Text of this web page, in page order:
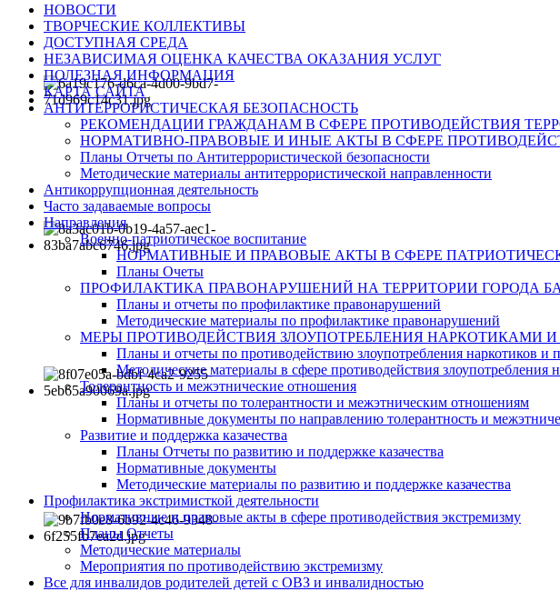
НОВОСТИ
ТВОРЧЕСКИЕ КОЛЛЕКТИВЫ
ДОСТУПНАЯ СРЕДА
НЕЗАВИСИМАЯ ОЦЕНКА КАЧЕСТВА ОКАЗАНИЯ УСЛУГ
ПОЛЕЗНАЯ ИНФОРМАЦИЯ
КАРТА САЙТА
АНТИТЕРРОРИСТИЧЕСКАЯ БЕЗОПАСНОСТЬ
РЕКОМЕНДАЦИИ ГРАЖДАНАМ В СФЕРЕ ПРОТИВОДЕЙСТВИЯ
НОРМАТИВНО-ПРАВОВЫЕ И ИНЫЕ АКТЫ В СФЕРЕ
Планы Отчеты по Антитеррористической безопасности
Методические материалы антитеррористической направленности
Антикоррупционная деятельность
Часто задаваемые вопросы
Направления
Военно-патриотическое воспитание
НОРМАТИВНЫЕ И ПРАВОВЫЕ АКТЫ В СФЕРЕ
Планы Очеты
ПРОФИЛАКТИКА ПРАВОНАРУШЕНИЙ НА ТЕРРИТОРИИ ГОРОДА
Планы и отчеты по профилактике правонарушений
Методические материалы по профилактике правонарушений
МЕРЫ ПРОТИВОДЕЙСТВИЯ ЗЛОУПОТРЕБЛЕНИЯ НАРКОТИКАМИ
Планы и отчеты по противодействию злоупотребления наркотиков и
Методические материалы в сфере противодействия
Толерантность и межэтнические отношения
Планы и отчеты по толерантности и межэтническим отношениям
Нормативные документы по направлению толерантность и
Развитие и поддержка казачества
Планы Отчеты по развитию и поддержке казачества
Нормативные документы
Методические материалы по развитию и поддержке казачества
Профилактика экстримисткой деятельности
Нормативные и правовые акты в сфере противодействия экстремизму
Планы Отчеты
Методические материалы
Мероприятия по противодействию экстремизму
Все для инвалидов родителей детей с ОВЗ и инвалидностью